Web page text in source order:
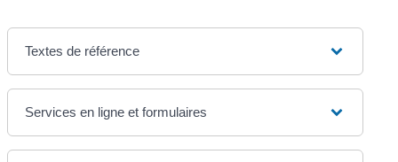
Textes de référence
Services en ligne et formulaires